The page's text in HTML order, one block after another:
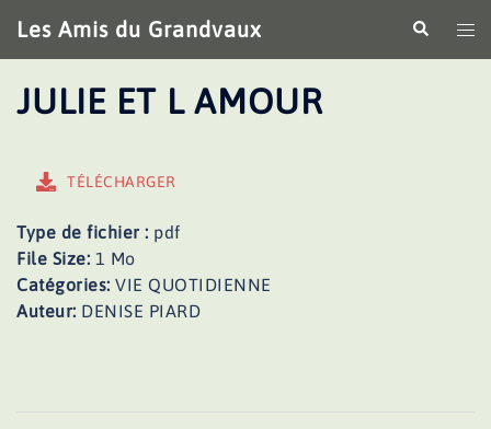
au
contenu
Les Amis du Grandvaux
le
JULIE ET L AMOUR
TÉLÉCHARGER
Type de fichier : pdf
File Size: 1 Mo
Catégories: VIE QUOTIDIENNE
Auteur: DENISE PIARD